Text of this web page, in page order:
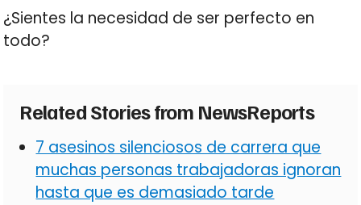
¿Sientes la necesidad de ser perfecto en
todo?
Related Stories from NewsReports
7 asesinos silenciosos de carrera que
muchas personas trabajadoras ignoran
hasta que es demasiado tarde